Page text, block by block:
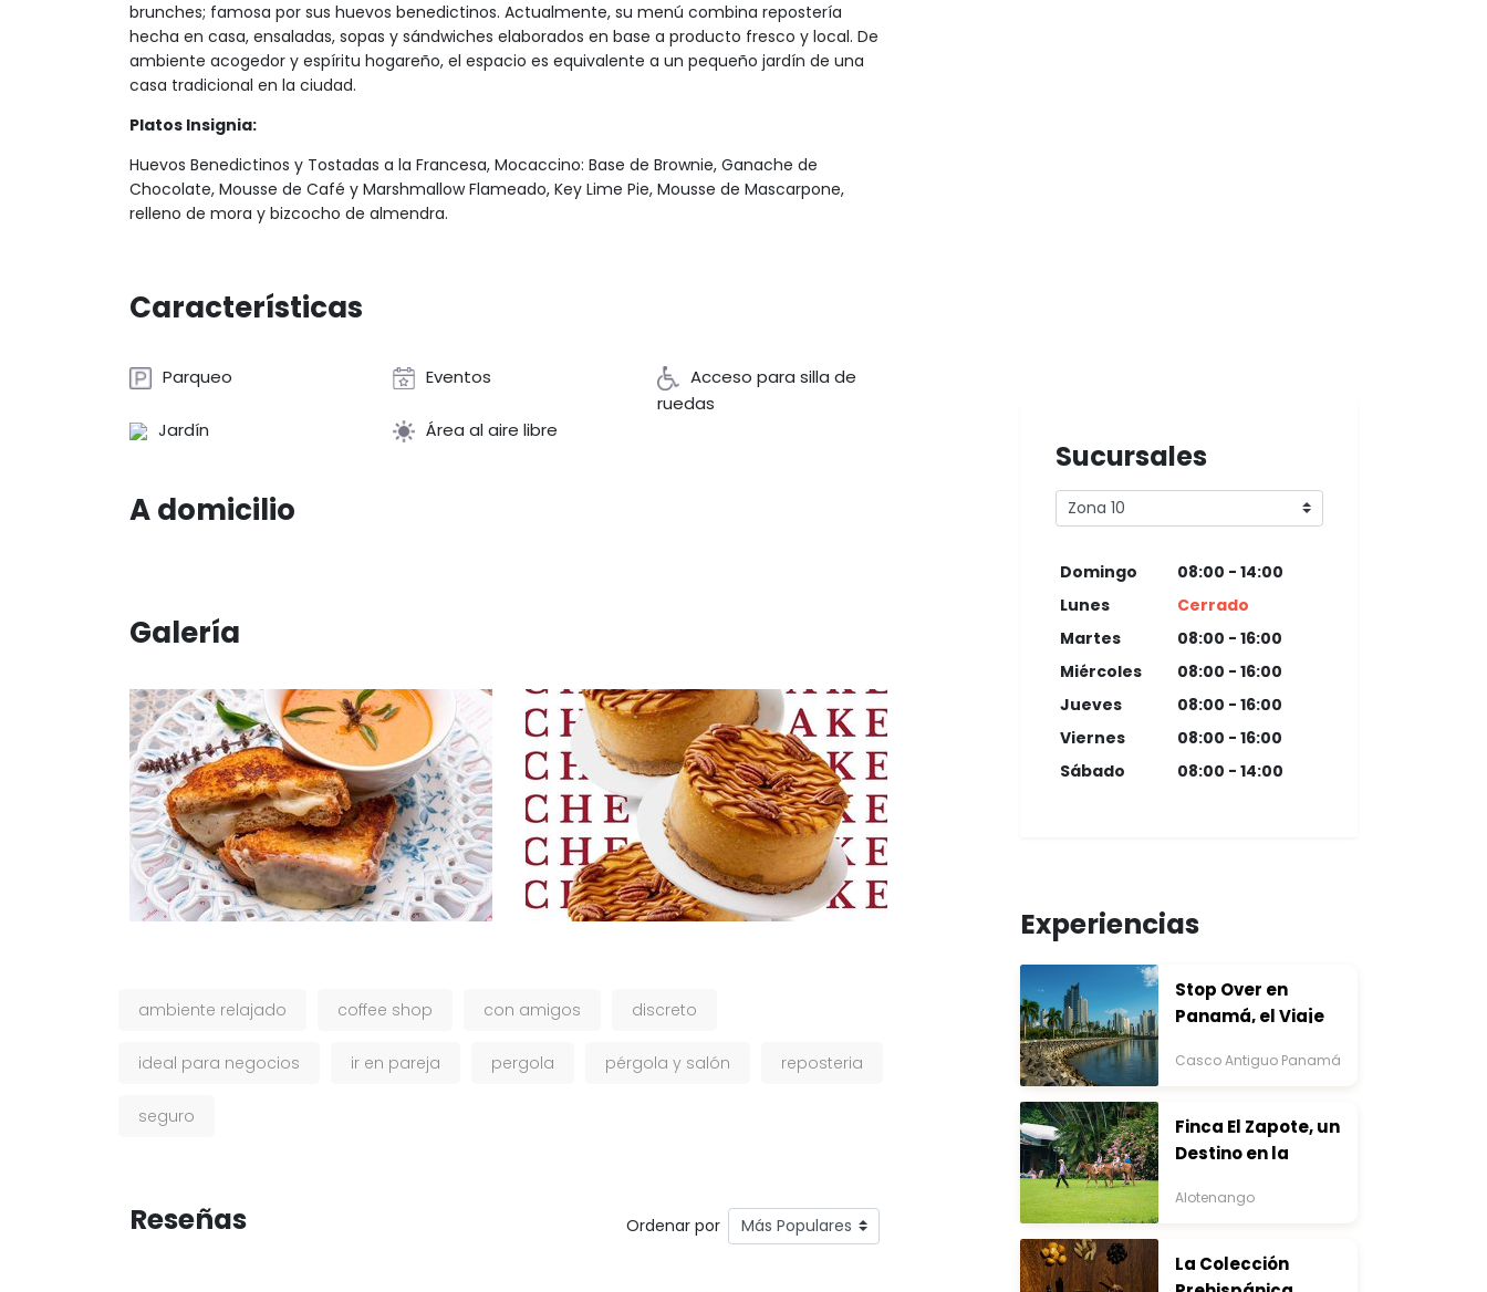
brunches; famosa por sus huevos benedictinos. Actualmente, su menú combina repostería
hecha en casa, ensaladas, sopas y sándwiches elaborados en base a producto fresco y local. De
ambiente acogedor y espíritu hogareño, el espacio es equivalente a un pequeño jardín de una
casa tradicional en la ciudad.
Platos Insignia:
Huevos Benedictinos y Tostadas a la Francesa, Mocaccino: Base de Brownie, Ganache de
Chocolate, Mousse de Café y Marshmallow Flameado, Key Lime Pie, Mousse de Mascarpone,
relleno de mora y bizcocho de almendra.
Características
Parqueo Eventos
Acceso para silla de
ruedas
Jardín
Área al aire libre
A domicilio
Galería
ambiente relajado coffee shop con amigos discreto
ideal para negocios ir en pareja pergola pérgola y salón reposteria
seguro
Reseñas Ordenar por
Sucursales
Domingo
08:00 - 14:00
Lunes
Cerrado
Martes
08:00 - 16:00
Miércoles
08:00 - 16:00
Jueves
08:00 - 16:00
Viernes
08:00 - 16:00
Sábado
08:00 - 14:00
Experiencias
Stop Over en
Panamá, el Viaje
Destino
Casco Antiguo Panamá
Finca El Zapote, un
Destino en la
Arte y Naturaleza
Alotenango
La Colección